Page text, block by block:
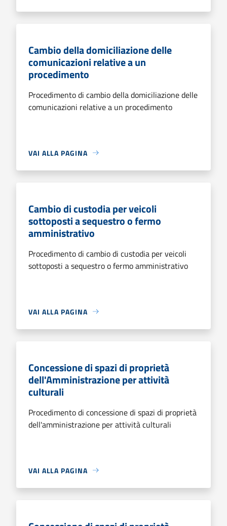
Cambio della domiciliazione delle
comunicazioni relative a un
procedimento
Procedimento di cambio della domiciliazione delle
comunicazioni relative a un procedimento
VAI ALLA PAGINA
Cambio di custodia per veicoli
sottoposti a sequestro o fermo
amministrativo
Procedimento di cambio di custodia per veicoli
sottoposti a sequestro o fermo amministrativo
VAI ALLA PAGINA
Concessione di spazi di proprietà
dell'Amministrazione per attività
culturali
Procedimento di concessione di spazi di proprietà
dell'amministrazione per attività culturali
VAI ALLA PAGINA